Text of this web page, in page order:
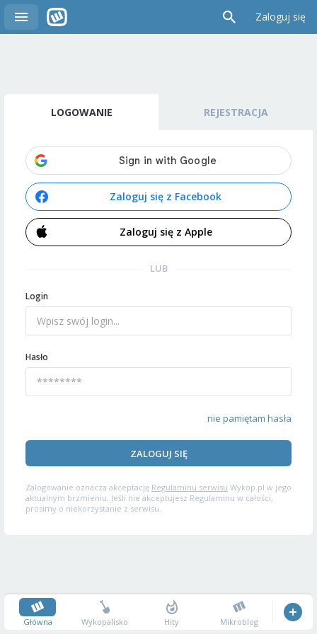
Zaloguj się
LOGOWANIE REJESTRACJA
Zaloguj się z Facebook
Zaloguj się z Apple
LUB
Login
Hasło
nie pamiętam hasła
ZALOGUJ SIĘ
Zalogowanie oznacza akceptację Regulaminu serwisu Wykop.pl w jego
aktualnym brzmieniu. Jeśli nie akceptujesz Regulaminu w całości,
prosimy o niekorzystanie z serwisu.
Główna Wykopalisko Hity Mikroblog